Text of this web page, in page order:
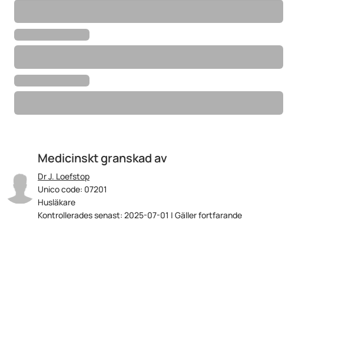
Medicinskt granskad av
Dr J. Loefstop
Unico code: 07201
Husläkare
Kontrollerades senast: 2025-07-01 | Gäller fortfarande